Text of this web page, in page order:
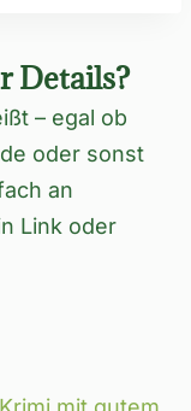
Details?
– egal ob
oder sonst
an
Link oder